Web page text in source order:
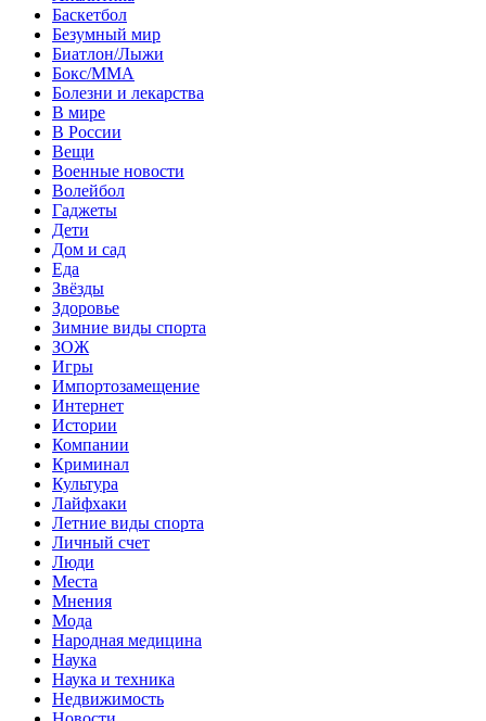
Баскетбол
Безумный мир
Биатлон/Лыжи
Бокс/MMA
Болезни и лекарства
В мире
В России
Вещи
Военные новости
Волейбол
Гаджеты
Дети
Дом и сад
Еда
Звёзды
Здоровье
Зимние виды спорта
ЗОЖ
Игры
Импортозамещение
Интернет
Истории
Компании
Криминал
Культура
Лайфхаки
Летние виды спорта
Личный счет
Люди
Места
Мнения
Мода
Народная медицина
Наука
Наука и техника
Недвижимость